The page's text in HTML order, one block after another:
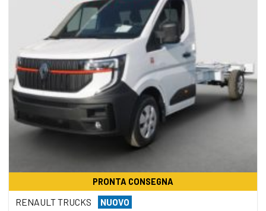
PRONTA CONSEGNA
RENAULT TRUCKS NUOVO